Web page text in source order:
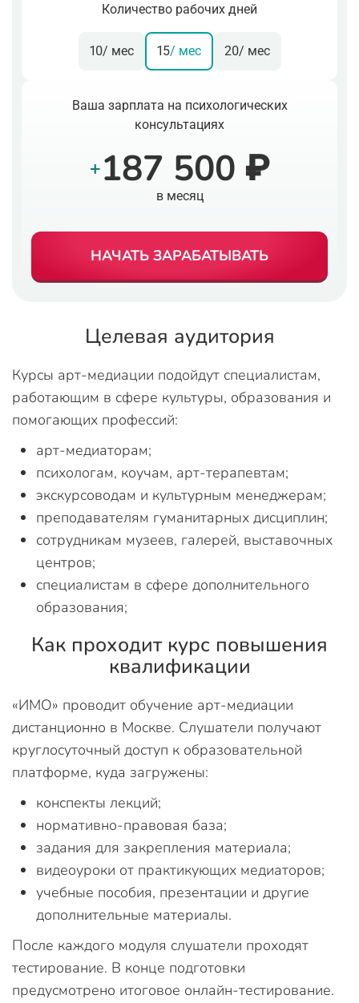
Количество рабочих дней
10/ мес 15/ мес 20/ мес
Ваша зарплата на психологических
консультациях
+187 500 ₽
в месяц
НАЧАТЬ ЗАРАБАТЫВАТЬ
Целевая аудитория
Курсы арт-медиации подойдут специалистам,
работающим в сфере культуры, образования и
помогающих профессий:
арт-медиаторам;
психологам, коучам, арт-терапевтам;
экскурсоводам и культурным менеджерам;
преподавателям гуманитарных дисциплин;
сотрудникам музеев, галерей, выставочных
центров;
специалистам в сфере дополнительного
образования;
Как проходит курс повышения
квалификации
«ИМО» проводит обучение арт-медиации
дистанционно в Москве. Слушатели получают
круглосуточный доступ к образовательной
платформе, куда загружены:
конспекты лекций;
нормативно-правовая база;
задания для закрепления материала;
видеоуроки от практикующих медиаторов;
учебные пособия, презентации и другие
дополнительные материалы.
После каждого модуля слушатели проходят
тестирование. В конце подготовки
предусмотрено итоговое онлайн-тестирование.